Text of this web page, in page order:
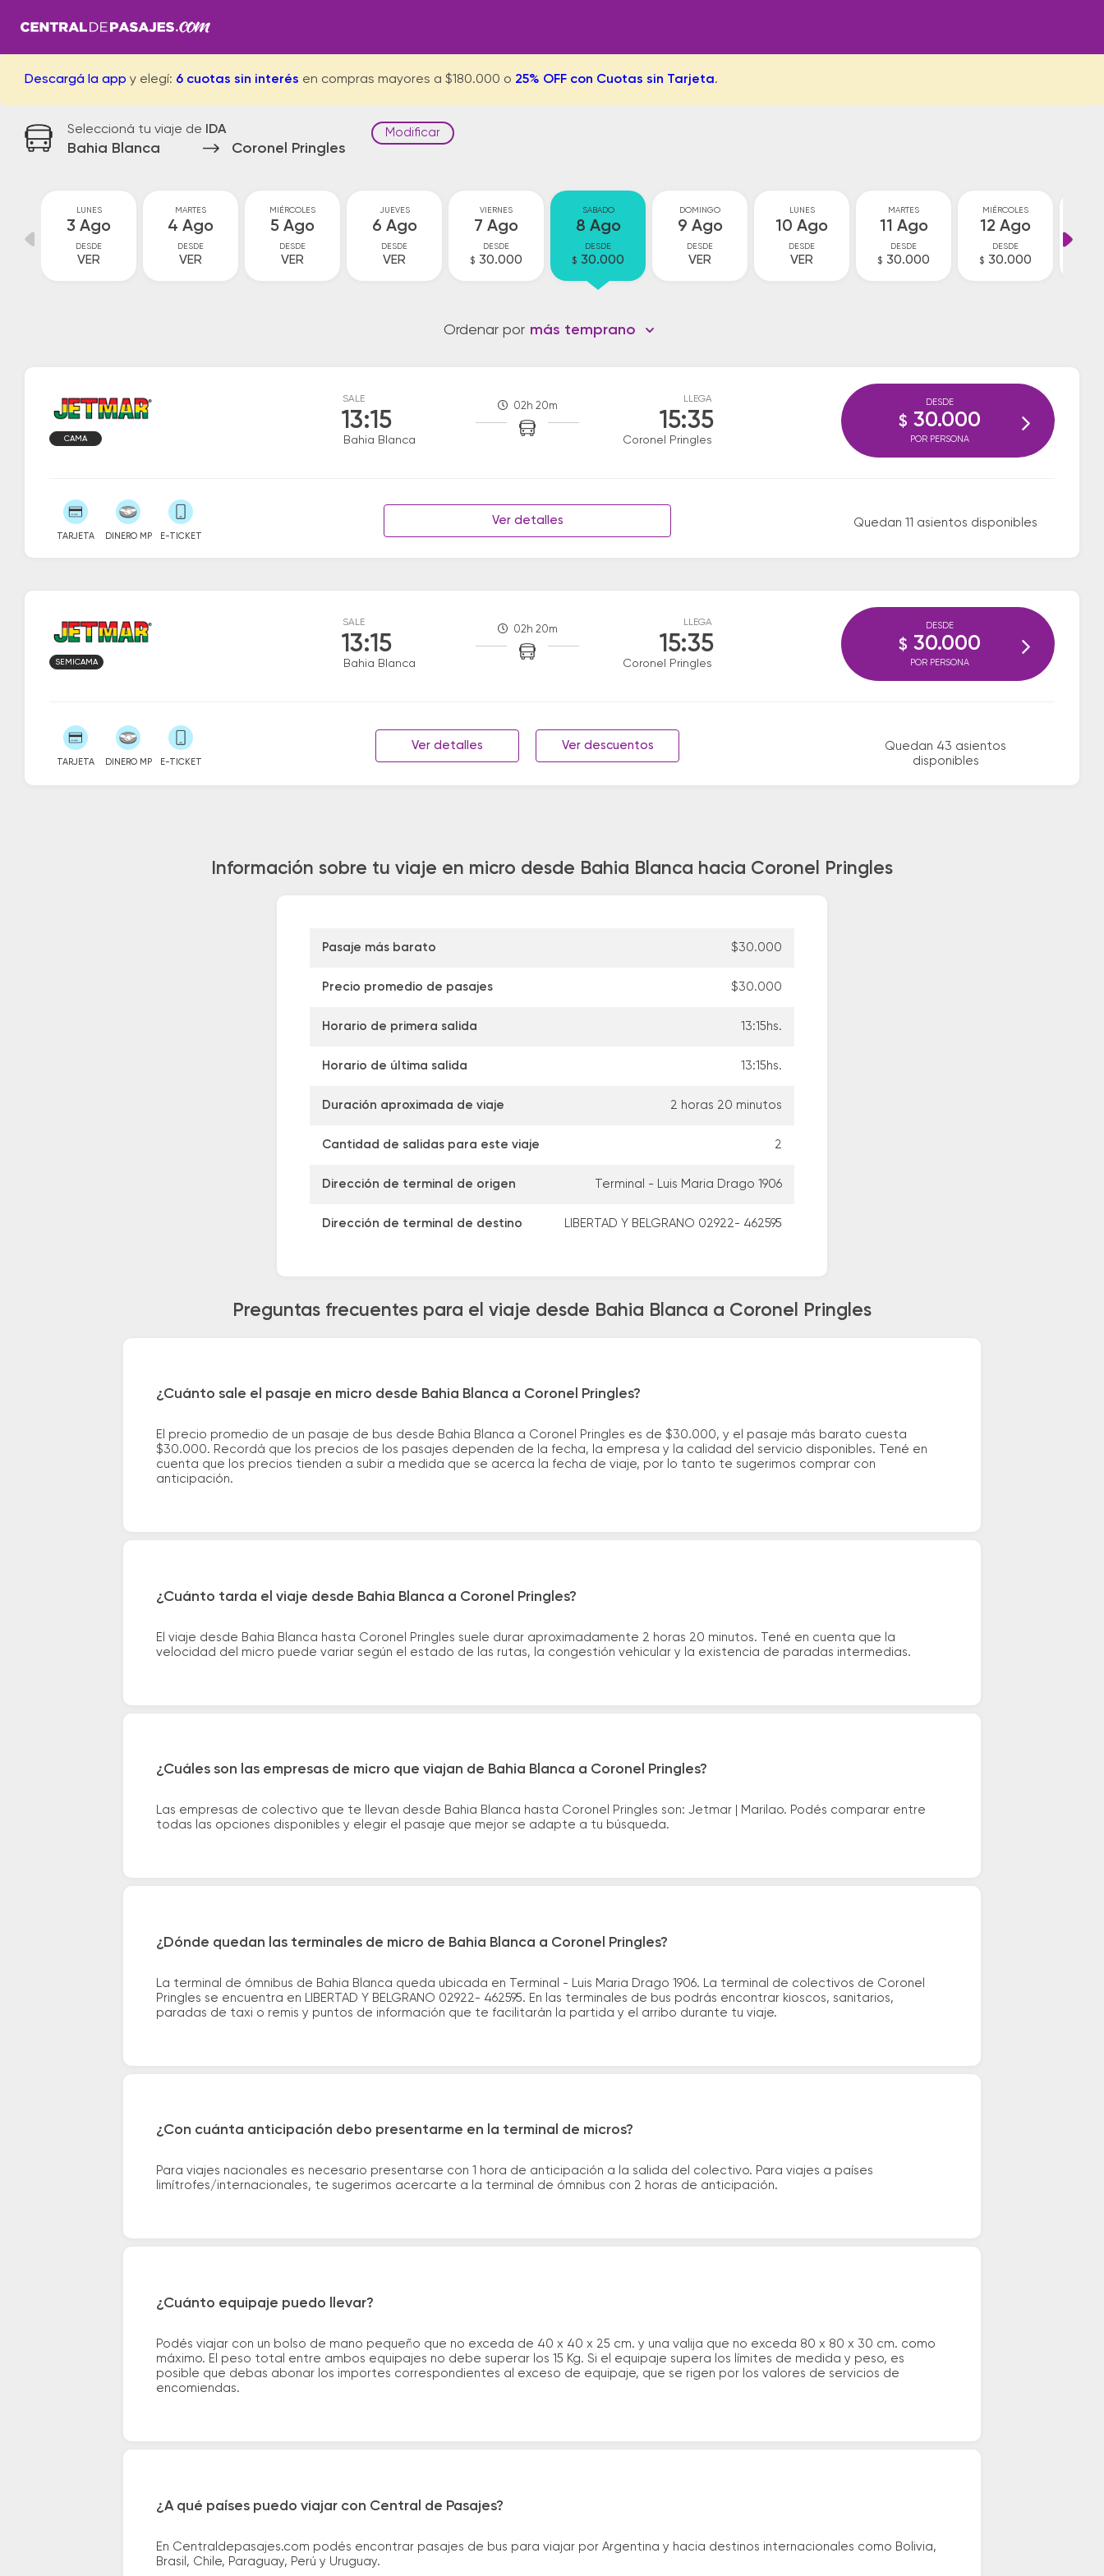
Descargá la app y elegí: 6 cuotas sin interés en compras mayores a $180.000 o 25% OFF con Cuotas sin Tarjeta.
Seleccioná tu viaje de IDA
Bahia Blanca Coronel Pringles
Modificar
LUNES
3 Ago
DESDE
VER
MARTES
4 Ago
DESDE
VER
MIÉRCOLES
5 Ago
DESDE
VER
JUEVES
6 Ago
DESDE
VER
VIERNES
7 Ago
DESDE
$ 30.000
SABADO
8 Ago
DESDE
$ 30.000
DOMINGO
9 Ago
DESDE
VER
LUNES
10 Ago
DESDE
VER
MARTES
11 Ago
DESDE
$ 30.000
MIÉRCOLES
12 Ago
DESDE
$ 30.000
Ordenar por más temprano
SALE
13:15
Bahia Blanca
02h 20m
LLEGA
15:35
Coronel Pringles
CAMA
TARJETA DINERO MP E-TICKET
Ver detalles Quedan 11 asientos disponibles
DESDE
$ 30.000
POR PERSONA
SALE
13:15
Bahia Blanca
02h 20m
LLEGA
15:35
Coronel Pringles
SEMICAMA
TARJETA DINERO MP E-TICKET
Ver detalles Ver descuentos
Quedan 43 asientos
disponibles
DESDE
$ 30.000
POR PERSONA
Información sobre tu viaje en micro desde Bahia Blanca hacia Coronel Pringles
Pasaje más barato $30.000
Precio promedio de pasajes $30.000
Horario de primera salida 13:15hs.
Horario de última salida 13:15hs.
Duración aproximada de viaje 2 horas 20 minutos
Cantidad de salidas para este viaje 2
Dirección de terminal de origen Terminal - Luis Maria Drago 1906
Dirección de terminal de destino LIBERTAD Y BELGRANO 02922- 462595
Preguntas frecuentes para el viaje desde Bahia Blanca a Coronel Pringles
¿Cuánto sale el pasaje en micro desde Bahia Blanca a Coronel Pringles?
El precio promedio de un pasaje de bus desde Bahia Blanca a Coronel Pringles es de $30.000, y el pasaje más barato cuesta
$30.000. Recordá que los precios de los pasajes dependen de la fecha, la empresa y la calidad del servicio disponibles. Tené en
cuenta que los precios tienden a subir a medida que se acerca la fecha de viaje, por lo tanto te sugerimos comprar con
anticipación.
¿Cuánto tarda el viaje desde Bahia Blanca a Coronel Pringles?
El viaje desde Bahia Blanca hasta Coronel Pringles suele durar aproximadamente 2 horas 20 minutos. Tené en cuenta que la
velocidad del micro puede variar según el estado de las rutas, la congestión vehicular y la existencia de paradas intermedias.
¿Cuáles son las empresas de micro que viajan de Bahia Blanca a Coronel Pringles?
Las empresas de colectivo que te llevan desde Bahia Blanca hasta Coronel Pringles son: Jetmar | Marilao. Podés comparar entre
todas las opciones disponibles y elegir el pasaje que mejor se adapte a tu búsqueda.
¿Dónde quedan las terminales de micro de Bahia Blanca a Coronel Pringles?
La terminal de ómnibus de Bahia Blanca queda ubicada en Terminal - Luis Maria Drago 1906. La terminal de colectivos de Coronel
Pringles se encuentra en LIBERTAD Y BELGRANO 02922- 462595. En las terminales de bus podrás encontrar kioscos, sanitarios,
paradas de taxi o remis y puntos de información que te facilitarán la partida y el arribo durante tu viaje.
¿Con cuánta anticipación debo presentarme en la terminal de micros?
Para viajes nacionales es necesario presentarse con 1 hora de anticipación a la salida del colectivo. Para viajes a países
limítrofes/internacionales, te sugerimos acercarte a la terminal de ómnibus con 2 horas de anticipación.
¿Cuánto equipaje puedo llevar?
Podés viajar con un bolso de mano pequeño que no exceda de 40 x 40 x 25 cm. y una valija que no exceda 80 x 80 x 30 cm. como
máximo. El peso total entre ambos equipajes no debe superar los 15 Kg. Si el equipaje supera los límites de medida y peso, es
posible que debas abonar los importes correspondientes al exceso de equipaje, que se rigen por los valores de servicios de
encomiendas.
¿A qué países puedo viajar con Central de Pasajes?
En Centraldepasajes.com podés encontrar pasajes de bus para viajar por Argentina y hacia destinos internacionales como Bolivia,
Brasil, Chile, Paraguay, Perú y Uruguay.